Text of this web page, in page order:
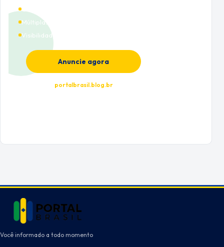
Múltiplas categorias
Visibilidade premium
Anuncie agora
portalbrasil.blog.br
Você informado a todo momento